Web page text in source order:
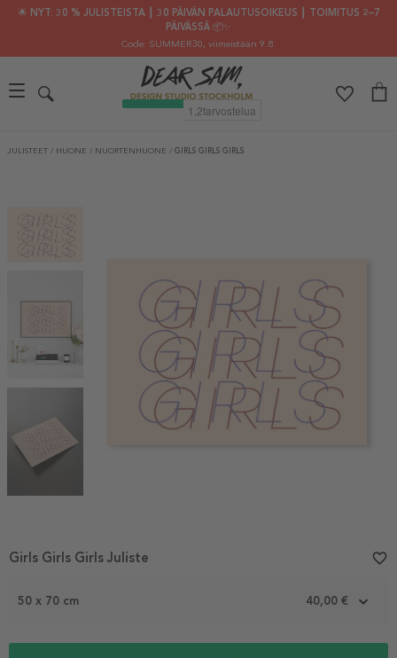
🌟 NYT: 30 % JULISTEISTA ┃ 30 PÄIVÄN PALAUTUSOIKEUS ┃ TOIMITUS 2–7
PÄIVÄSSÄ 📦✨
Code: SUMMER30, viimeistään 9.8.
JULISTEET / HUONE / NUORTENHUONE / GIRLS GIRLS GIRLS
Item
50 x 70 cm 40,00 €
Girls Girls Girls Juliste favorite_border